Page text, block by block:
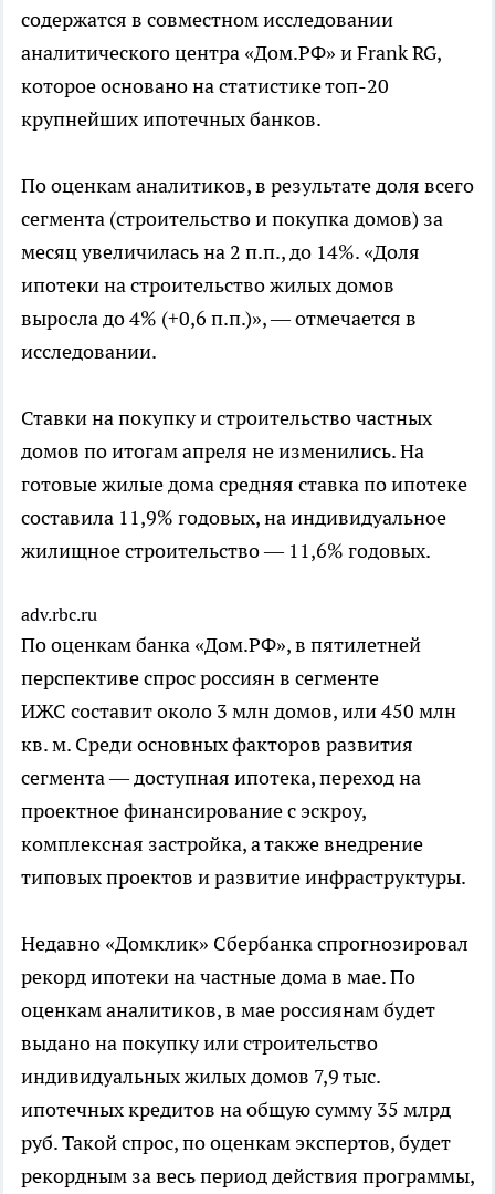
содержатся в совместном исследовании
аналитического центра «Дом.РФ» и Frank RG,
которое основано на статистике топ-20
крупнейших ипотечных банков.
По оценкам аналитиков, в результате доля всего
сегмента (строительство и покупка домов) за
месяц увеличилась на 2 п.п., до 14%. «Доля
ипотеки на строительство жилых домов
выросла до 4% (+0,6 п.п.)», — отмечается в
исследовании.
Ставки на покупку и строительство частных
домов по итогам апреля не изменились. На
готовые жилые дома средняя ставка по ипотеке
составила 11,9% годовых, на индивидуальное
жилищное строительство — 11,6% годовых.
adv.rbc.ru
По оценкам банка «Дом.РФ», в пятилетней
перспективе спрос россиян в сегменте
ИЖС составит около 3 млн домов, или 450 млн
кв. м. Среди основных факторов развития
сегмента — доступная ипотека, переход на
проектное финансирование с эскроу,
комплексная застройка, а также внедрение
типовых проектов и развитие инфраструктуры.
Недавно «Домклик» Сбербанка спрогнозировал
рекорд ипотеки на частные дома в мае. По
оценкам аналитиков, в мае россиянам будет
выдано на покупку или строительство
индивидуальных жилых домов 7,9 тыс.
ипотечных кредитов на общую сумму 35 млрд
руб. Такой спрос, по оценкам экспертов, будет
рекордным за весь период действия программы,